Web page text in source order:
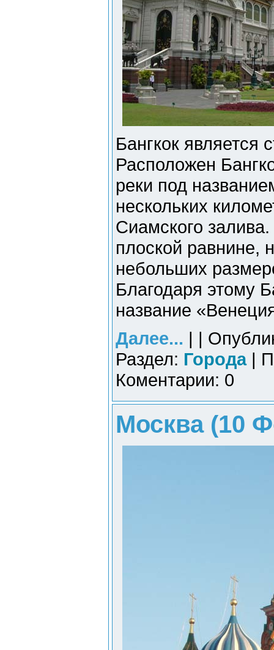
Бангкок является
Расположен
реки под
нескольких
Сиамского
плоской равнине,
небольших
Благодаря этому
название
Далее... | |
Раздел: Города|
Коментарии: 0
Москва (10